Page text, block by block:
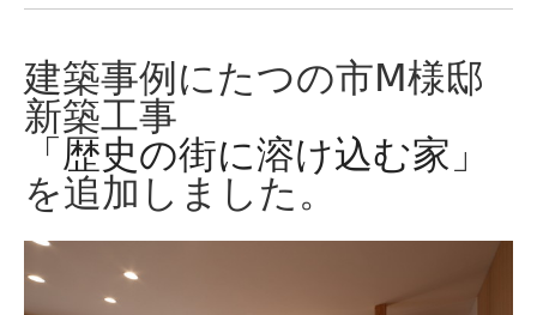
建築事例にたつの市Ⅿ様邸
新築工事
「歴史の街に溶け込む家」
を追加しました。